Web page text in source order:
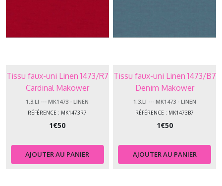
Tissu faux-uni Linen 1473/R7
Cardinal Makower
1.3.LI --- MK1473 - LINEN
RÉFÉRENCE : MK1473R7
1€50
AJOUTER AU PANIER
Tissu faux-uni Linen 1473/B7
Denim Makower
1.3.LI --- MK1473 - LINEN
RÉFÉRENCE : MK1473B7
1€50
AJOUTER AU PANIER